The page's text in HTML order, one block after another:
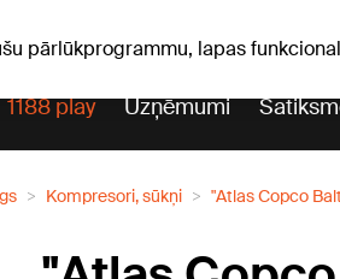
pārlūkprogrammu, lapas
1188 play Uzņēmumi
Kompresori, sūkņi "Atlas Copco